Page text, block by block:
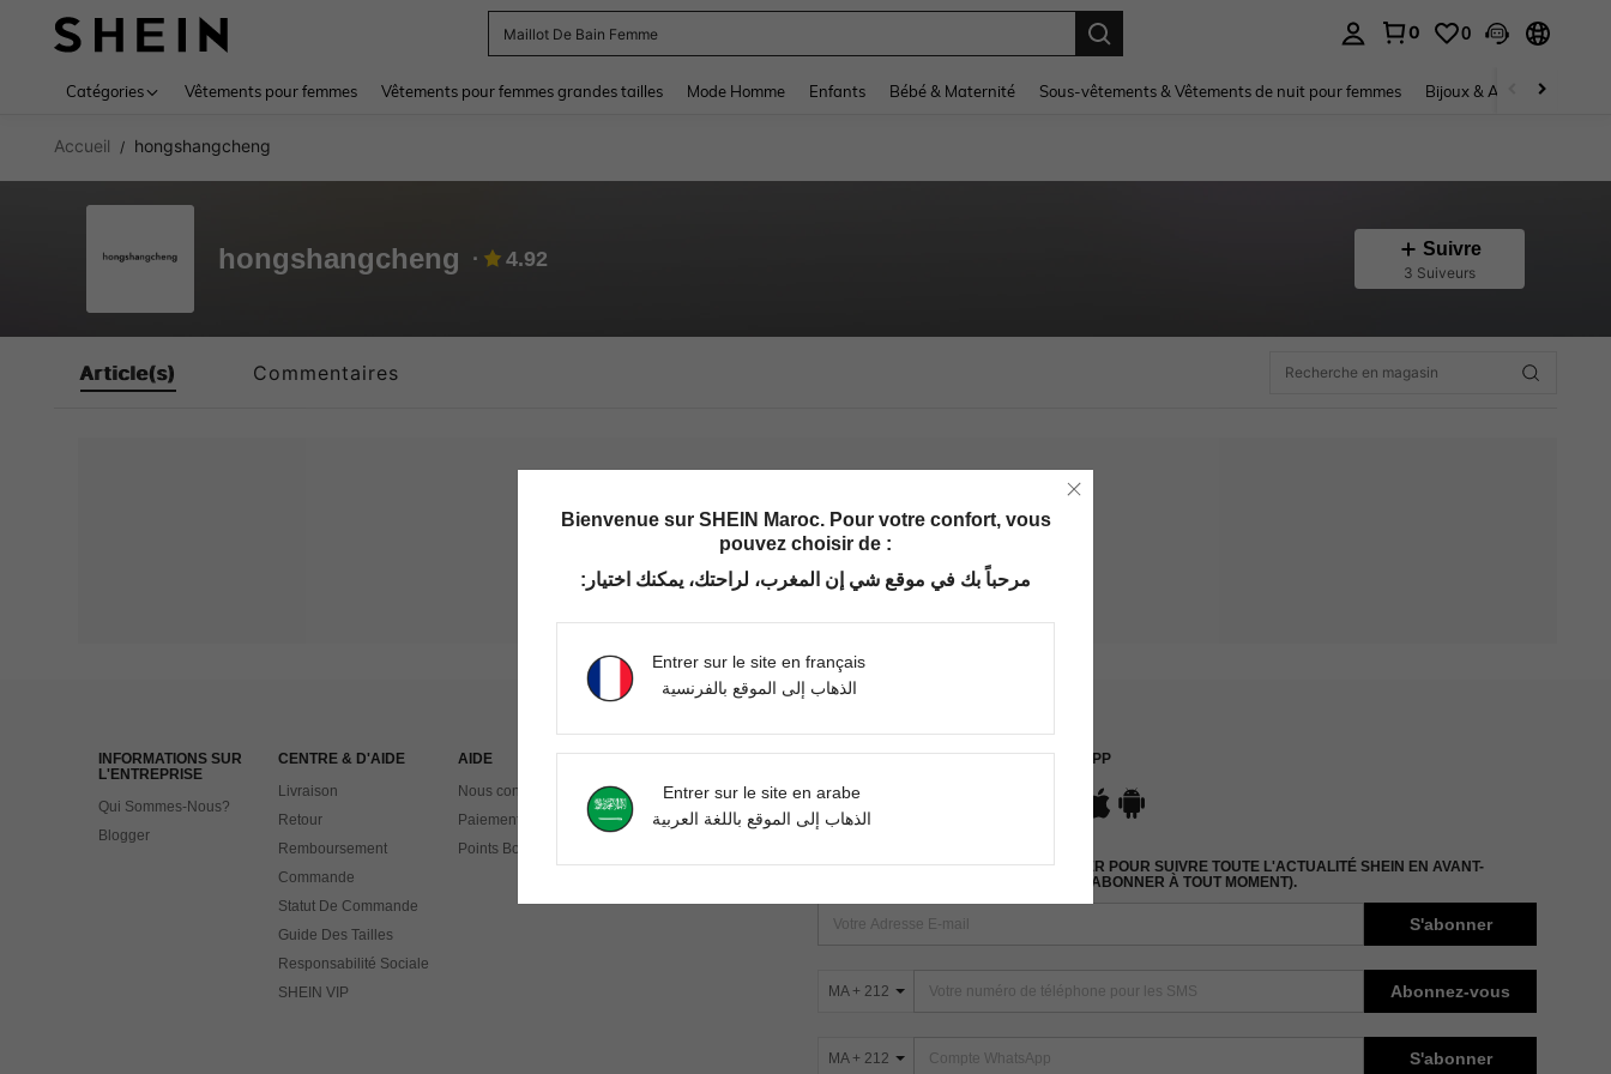
Maillot De Bain Femme
0 0
Catégories Vêtements pour femmes Vêtements pour femmes grandes tailles Mode Homme Enfants Bébé & Maternité Sous-vêtements & Vêtements de nuit pour femmes Bijoux & Accessoires pour
Accueil / hongshangcheng
hongshangcheng 4.92 Suivre
3 Suiveurs
Article(s) Commentaires
Aucun article trouvé. Veuillez essayer une autre recherche.
INFORMATIONS SUR
L'ENTREPRISE
Qui Sommes-Nous?
Blogger
CENTRE & D'AIDE
Livraison
Retour
Remboursement
Commande
Statut De Commande
Guide Des Tailles
Responsabilité Sociale
SHEIN VIP
AIDE
Nous contacter
Paiement
Points Bonus
TROUVEZ-NOUS SUR APP
ABONNEZ-VOUS À NOTRE NEWSLETTER POUR SUIVRE TOUTE L'ACTUALITÉ SHEIN EN AVANT-
PREMIÈRE ! (VOUS POUVEZ VOUS DÉSABONNER À TOUT MOMENT).
S'abonner
MA + 212 Abonnez-vous
MA + 212 S'abonner
Bienvenue sur SHEIN Maroc. Pour votre confort, vous
pouvez choisir de :
مرحباً بك في موقع شي إن المغرب، لراحتك، يمكنك اختيار:
Entrer sur le site en français
الذهاب إلى الموقع بالفرنسية
Entrer sur le site en arabe
الذهاب إلى الموقع باللغة العربية